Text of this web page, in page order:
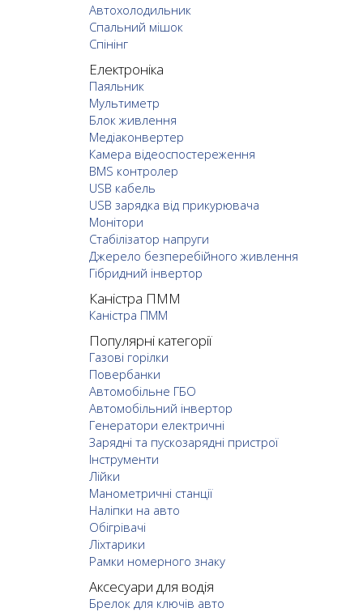
Автохолодильник
Спальний мішок
Спінінг
Електроніка
Паяльник
Мультиметр
Блок живлення
Медіаконвертер
Камера відеоспостереження
BMS контролер
USB кабель
USB зарядка від прикурювача
Монітори
Стабілізатор напруги
Джерело безперебійного живлення
Гібридний інвертор
Каністра ПММ
Каністра ПММ
Популярні категорії
Газові горілки
Повербанки
Автомобільне ГБО
Автомобільний інвертор
Генератори електричні
Зарядні та пускозарядні пристрої
Інструменти
Лійки
Манометричні станції
Наліпки на авто
Обігрівачі
Ліхтарики
Рамки номерного знаку
Аксесуари для водія
Брелок для ключів авто